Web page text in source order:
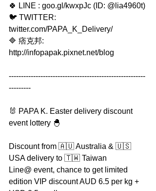
🍀 LINE : goo.gl/kwxpJc (ID: @lia4960t)
🐦 TWITTER:
twitter.com/PAPA_K_Delivery/
🔷 痞克邦:
http://infopapak.pixnet.net/blog
--------------------------------------------------------
---------
🐰 PAPA K. Easter delivery discount
event lottery 🐣
Discount from 🇦🇺 Australia & 🇺🇸
USA delivery to 🇹🇼 Taiwan
Line@ event, chance to get limited
edition VIP discount AUD 6.5 per kg +